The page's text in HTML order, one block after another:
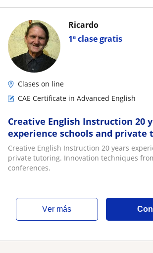
1ª clase gratis
Ricardo
Clases on line
CAE Certificate in Advanced English
Creative English Instruction 20
experience schools and private
Innovation techniques from 20
conferences
Creative English Instruction 20 years
private tutoring. Innovation techniques
conferences.
ver más